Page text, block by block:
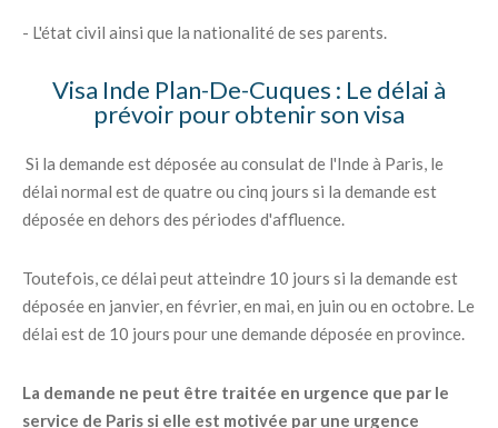
- L'état civil ainsi que la nationalité de ses parents.
Visa Inde Plan-De-Cuques : Le délai à
prévoir pour obtenir son visa
Si la demande est déposée au consulat de l'Inde à Paris, le
délai normal est de quatre ou cinq jours si la demande est
déposée en dehors des périodes d'affluence.
Toutefois, ce délai peut atteindre 10 jours si la demande est
déposée en janvier, en février, en mai, en juin ou en octobre. Le
délai est de 10 jours pour une demande déposée en province.
La demande ne peut être traitée en urgence que par le
service de Paris si elle est motivée par une urgence